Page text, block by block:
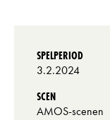
SPELPERIOD
3.2.2024
SCEN
AMOS-scenen